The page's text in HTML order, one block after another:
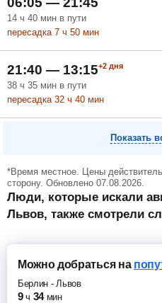
14 ч 40 мин в пути
пересадка 7 ч 50 мин
21:40 — 13:15+2 дня
38 ч 35 мин в пути
пересадка 32 ч 40 мин
Показать
*Время местное. Цены
сторону. Обновлено 07.08.2026.
Люди, которые искали
Львов, также смотрели
Можно добратьсяна
Берлин - Львов
9 ч 34 мин